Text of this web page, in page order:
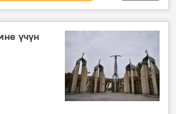
Сүрөт
үчүн